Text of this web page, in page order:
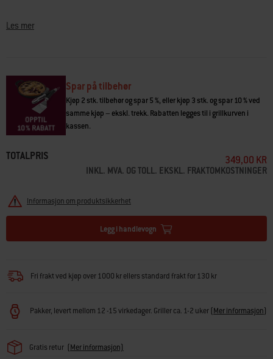
bøyes. Denne grillformen er laget i rustfritt design og kan vaskes i
Les mer
Spar på tilbehør
Kjøp 2 stk. tilbehør og spar 5 %, eller kjøp 3 stk. og spar 10 % ved
samme kjøp – ekskl. trekk. Rabatten legges til i grillkurven i
kassen.
TOTALPRIS 349,00 KR
INKL. MVA. OG TOLL. EKSKL. FRAKTOMKOSTNINGER
Informasjon om produktsikkerhet
Legg i handlevogn
Fri frakt ved kjøp over 1000 kr ellers standard frakt for 130 kr
Pakker, levert mellom 12 -15 virkedager. Griller ca. 1-2 uker(Mer informasjon)
Gratis retur (Mer informasjon)